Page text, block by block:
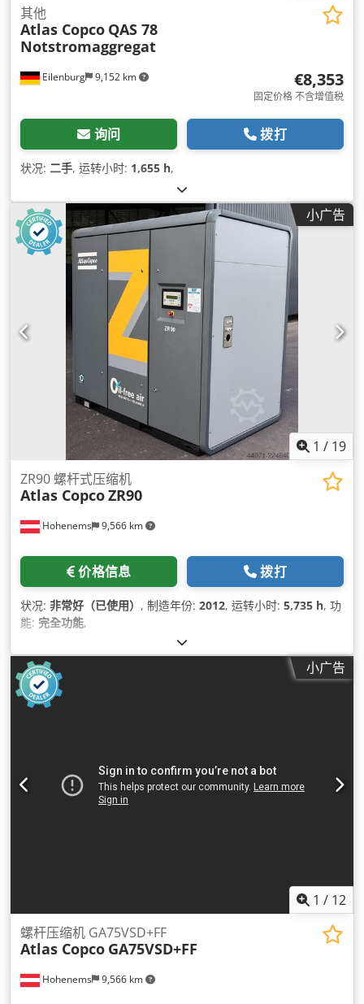
Eilenburg 9,152 km
其他
Atlas Copco QAS 78
Notstromaggregat
€8,353
固定价格 不含增值税
询问 拨打
状况: 二手, 运转小时: 1,655 h,
小广告
1 / 19
Hohenems 9,566 km
ZR90 螺杆式压缩机
Atlas CopcoZR90
价格信息 拨打
状况: 非常好（已使用） , 制造年份: 2012, 运转小时: 5,735 h, 功
能: 完全功能,
小广告
1 / 12
Hohenems 9,566 km
螺杆压缩机 GA75VSD+FF
Atlas Copco GA75VSD+FF